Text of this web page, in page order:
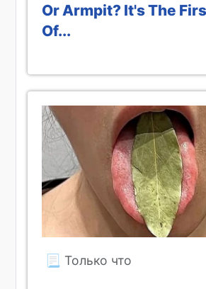
Or Armpit? It's The
Of...